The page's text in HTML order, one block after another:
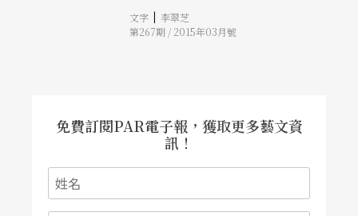
音」歌手演出「北漂」青年逐夢故事，還有改編自
諾貝爾文學獎得主、瑞典女作家拉格洛芙同名小說
文字 | 李翠芝
第267期 / 2015年03月號
免費訂閱PAR電子報，獲取更多藝文資
訊！